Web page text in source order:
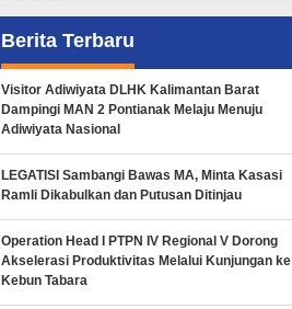
Berita Terbaru
Visitor Adiwiyata DLHK Kalimantan Barat
Dampingi MAN 2 Pontianak Melaju Menuju
Adiwiyata Nasional
LEGATISI Sambangi Bawas MA, Minta Kasasi
Ramli Dikabulkan dan Putusan Ditinjau
Operation Head I PTPN IV Regional V Dorong
Akselerasi Produktivitas Melalui Kunjungan ke
Kebun Tabara